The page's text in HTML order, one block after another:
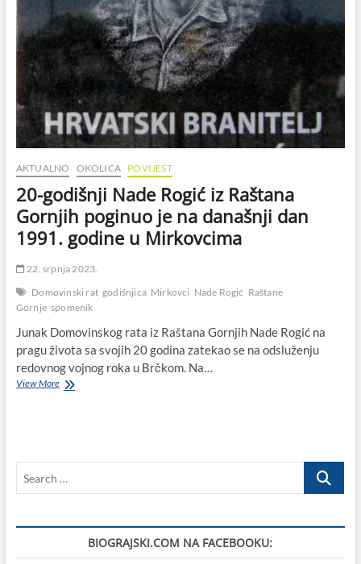
AKTUALNO OKOLICA POVIJEST
20-godišnji Nade Rogić iz Raštana
Gornjih poginuo je na današnji dan
1991. godine u Mirkovcima
22. srpnja 2023.
Domovinski rat godišnjica Mirkovci Nade Rogić Raštane
Gornje spomenik
Junak Domovinskog rata iz Raštana Gornjih Nade Rogić na
pragu života sa svojih 20 godina zatekao se na odsluženju
redovnog vojnog roka u Brčkom. Na…
View More20-
poginuo
današnji
1991.
Search
BIOGRAJSKI.COM NA FACEBOOKU: